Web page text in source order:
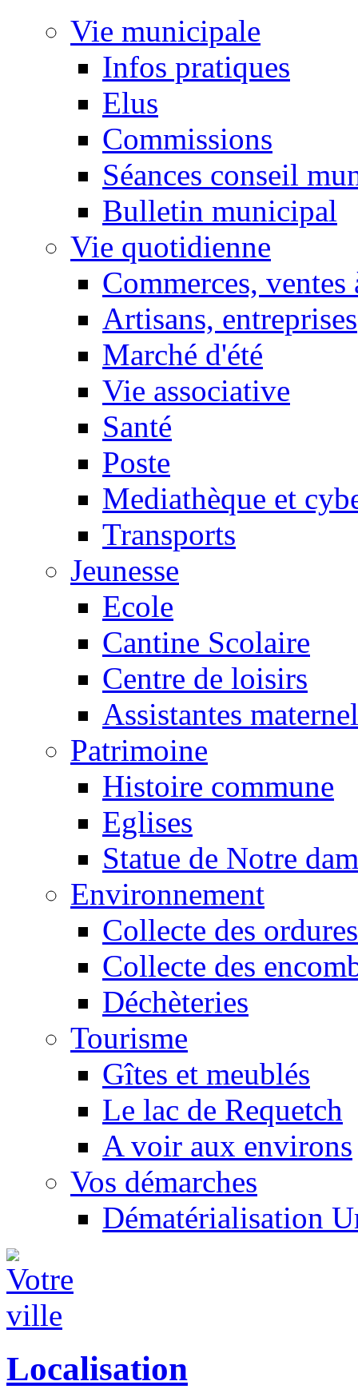
Vie municipale
Infos pratiques
Elus
Commissions
Séances conseil
Bulletin municipal
Vie quotidienne
Commerces, ventes
Artisans, entreprises
Marché d'été
Vie associative
Santé
Poste
Mediathèque et
Transports
Jeunesse
Ecole
Cantine Scolaire
Centre de loisirs
Assistantes
Patrimoine
Histoire commune
Eglises
Statue de Notre
Environnement
Collecte des ordures
Collecte des
Déchèteries
Tourisme
Gîtes et meublés
Le lac de Requetch
A voir aux environs
Vos démarches
Dématérialisation
Localisation